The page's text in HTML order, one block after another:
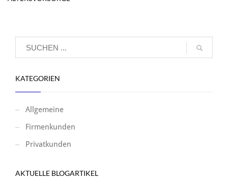
KATEGORIEN
Allgemeine
Firmenkunden
Privatkunden
AKTUELLE BLOGARTIKEL